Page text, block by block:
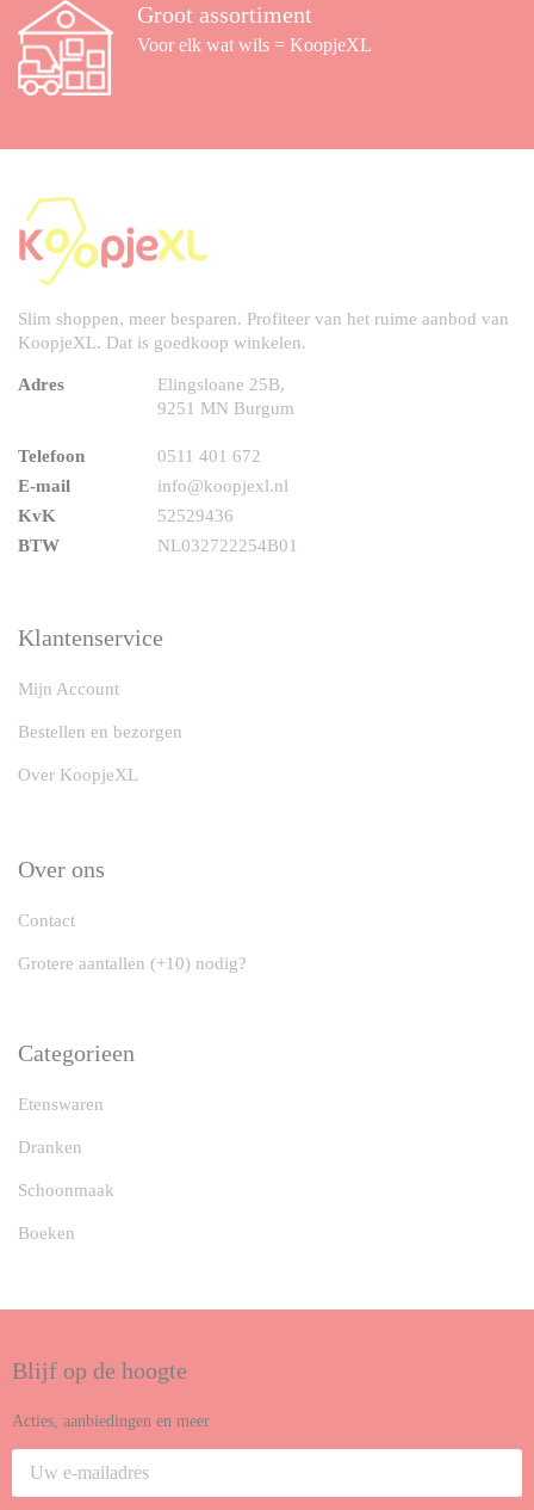
Groot assortiment
Voor elk wat wils = KoopjeXL
Slim shoppen, meer besparen. Profiteer van het ruime aanbod van
KoopjeXL. Dat is goedkoop winkelen.
Adres
Elingsloane 25B,
9251 MN Burgum
Telefoon
0511 401 672
E-mail
info@koopjexl.nl
KvK
52529436
BTW
NL032722254B01
Klantenservice
Mijn Account
Bestellen en bezorgen
Over KoopjeXL
Over ons
Contact
Grotere aantallen (+10) nodig?
Categorieen
Etenswaren
Dranken
Schoonmaak
Boeken
Blijf op de hoogte
Acties, aanbiedingen en meer